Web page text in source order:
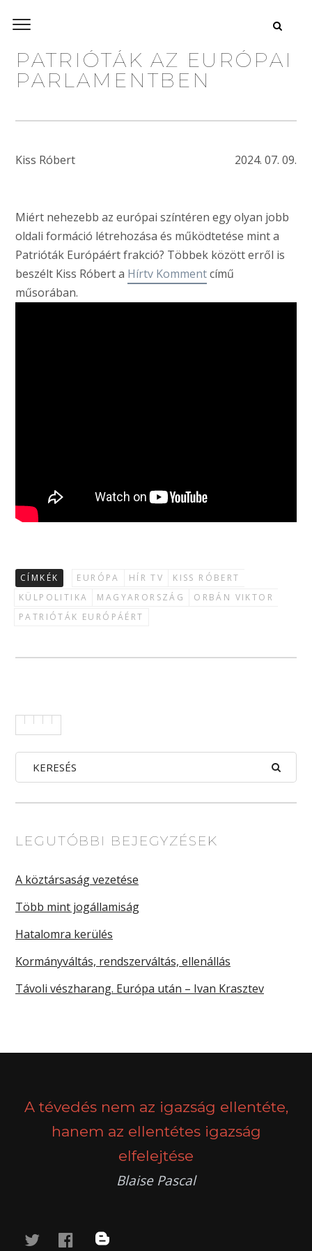
PATRIÓTÁK AZ EURÓPAI
PARLAMENTBEN
Kiss Róbert 2024. 07. 09.
Miért nehezebb az európai színtéren egy olyan jobb
oldali formáció létrehozása és működtetése mint a
Patrióták Európáért frakció? Többek között erről is
beszélt Kiss Róbert a Hírtv Kommentcímű
műsorában.
CÍMKÉK EURÓPA HÍR TV
KISS RÓBERT
KÜLPOLITIKA
MAGYARORSZÁG
ORBÁN VIKTOR
PATRIÓTÁK EURÓPÁÉRT
LEGUTÓBBI BEJEGYZÉSEK
A köztársaság vezetése
Több mint jogállamiság
Hatalomra kerülés
Kormányváltás, rendszerváltás, ellenállás
Távoli vészharang. Európa után – Ivan Krasztev
A tévedés nem az igazság ellentéte,
hanem az ellentétes igazság
elfelejtése
Blaise Pascal
twitterfacebook
blog